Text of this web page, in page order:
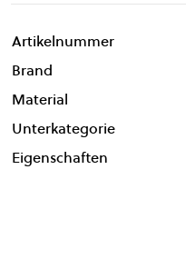
Artikelnummer
Brand
Material
Unterkategorie
Eigenschaften